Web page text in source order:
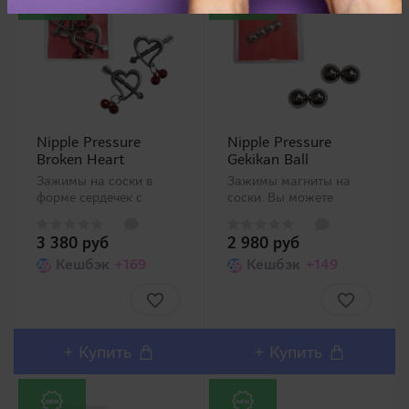
Nipple Pressure
Broken Heart
Зажимы на соски в
форме сердечек с
использовать не только
в качестве БДСМ
серьезно сжимает и
причиняет боль. Его
также можно
использовать..
3 380 руб
Кешбэк +169
+ Купить
Nipple Pressure
Gekikan Ball
Зажимы магниты на
соски. Вы можете
один сразу 4. Его
можно использовать не
использовать в
качестве предмета для
2 980 руб
Кешбэк +149
+ Купить